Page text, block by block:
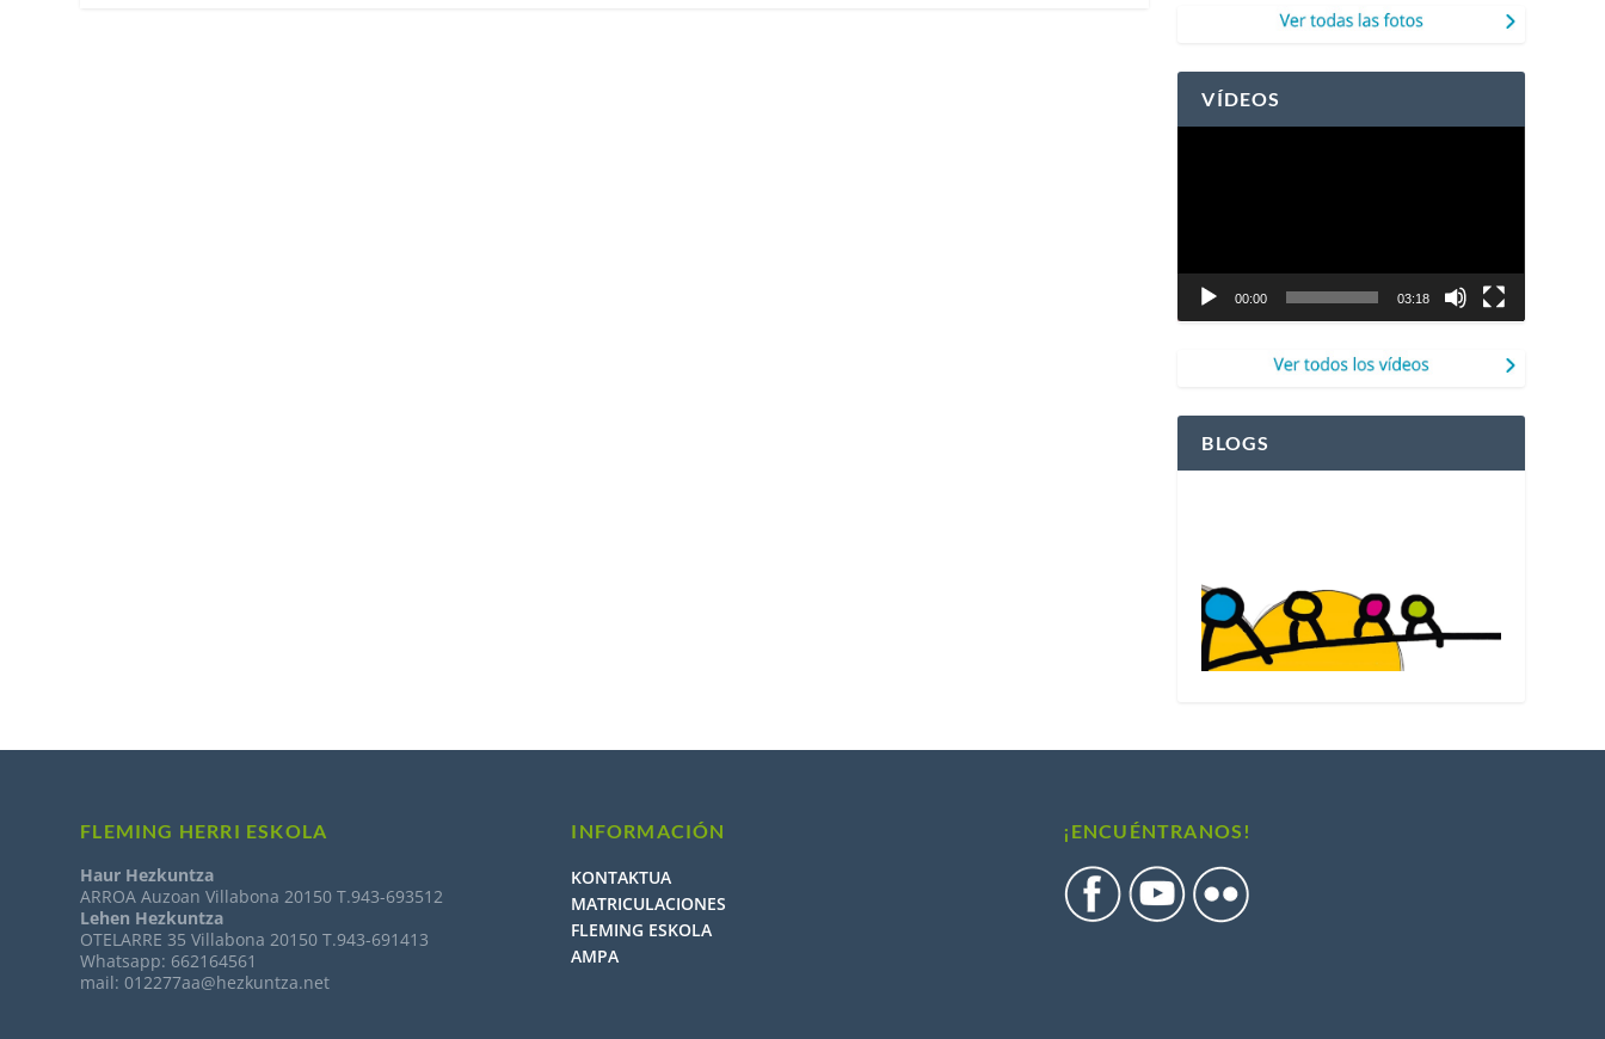
VÍDEOS
00:00 03:18
BLOGS
FLEMING HERRI ESKOLA
Haur Hezkuntza
ARROA Auzoan Villabona 20150 T.943-693512
Lehen Hezkuntza
OTELARRE 35 Villabona 20150 T.943-691413
Whatsapp: 662164561
mail: 012277aa@hezkuntza.net
INFORMACIÓN
KONTAKTUA
MATRICULACIONES
FLEMING ESKOLA
AMPA
¡ENCUÉNTRANOS!